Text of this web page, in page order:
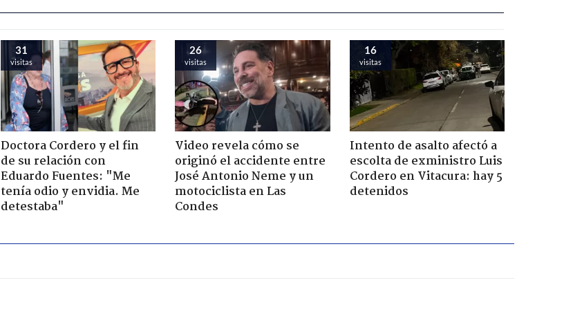
31
visitas
Doctora Cordero y el fin
de su relación con
Eduardo Fuentes: "Me
tenía odio y envidia. Me
detestaba"
26
visitas
Video revela cómo se
originó el accidente entre
José Antonio Neme y un
motociclista en Las
Condes
16
visitas
Intento de asalto afectó a
escolta de exministro Luis
Cordero en Vitacura: hay 5
detenidos